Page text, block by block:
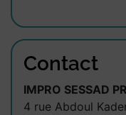
Contact
IMPRO SESSAD
4 rue Abdoul